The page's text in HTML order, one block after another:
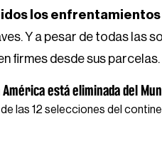
los enfrentamientos
Y a pesar de todas las
firmes desde sus parcelas.
América está eliminada del
de las 12 selecciones del